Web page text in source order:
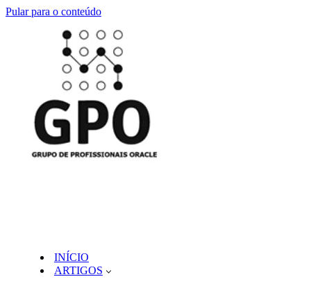
Pular para o conteúdo
INÍCIO
ARTIGOS